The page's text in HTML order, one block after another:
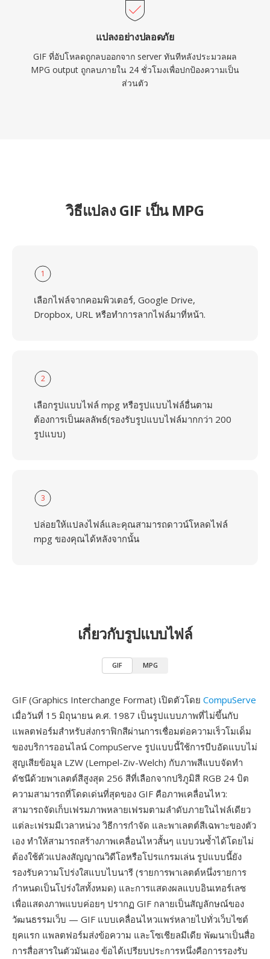
แปลงอย่างปลอดภัย
GIF ที่อัปโหลดถูกลบออกจาก server ทันทีหลังประมวลผล
MPG output ถูกลบภายใน 24 ชั่วโมงเพื่อปกป้องความเป็น
ส่วนตัว
วิธีแปลง GIF เป็น MPG
1
เลือกไฟล์จากคอมพิวเตอร์, Google Drive,
Dropbox, URL หรือทำการลากไฟล์มาที่หน้า.
2
เลือกรูปแบบไฟล์ mpg หรือรูปแบบไฟล์อื่นตาม
ต้องการเป็นผลลัพธ์(รองรับรูปแบบไฟล์มากกว่า 200
รูปแบบ)
3
ปล่อยให้แปลงไฟล์และคุณสามารถดาวน์โหลดไฟล์
mpg ของคุณได้หลังจากนั้น
เกี่ยวกับรูปแบบไฟล์
GIF MPG
GIF (Graphics Interchange Format) เปิดตัวโดย CompuServe
เมื่อวันที่ 15 มิถุนายน ค.ศ. 1987 เป็นรูปแบบภาพที่ไม่ขึ้นกับ
แพลตฟอร์มสำหรับส่งกราฟิกสีผ่านการเชื่อมต่อความเร็วโมเด็ม
ของบริการออนไลน์ CompuServe รูปแบบนี้ใช้การบีบอัดแบบไม่
สูญเสียข้อมูล LZW (Lempel-Ziv-Welch) กับภาพสีแบบจัดทำ
ดัชนีด้วยพาเลตต์สีสูงสุด 256 สีที่เลือกจากปริภูมิสี RGB 24 บิต
ความสามารถที่โดดเด่นที่สุดของ GIF คือภาพเคลื่อนไหว:
สามารถจัดเก็บเฟรมภาพหลายเฟรมตามลำดับภายในไฟล์เดียว
แต่ละเฟรมมีเวลาหน่วง วิธีการกำจัด และพาเลตต์สีเฉพาะของตัว
เอง ทำให้สามารถสร้างภาพเคลื่อนไหวสั้นๆ แบบวนซ้ำได้โดยไม่
ต้องใช้ตัวแปลงสัญญาณวิดีโอหรือโปรแกรมเล่น รูปแบบนี้ยัง
รองรับความโปร่งใสแบบไบนารี (รายการพาเลตต์หนึ่งรายการ
กำหนดเป็นโปร่งใสทั้งหมด) และการแสดงผลแบบอินเทอร์เลซ
เพื่อแสดงภาพแบบค่อยๆ ปรากฏ GIF กลายเป็นสัญลักษณ์ของ
วัฒนธรรมเว็บ — GIF แบบเคลื่อนไหวแพร่หลายไปทั่วเว็บไซต์
ยุคแรก แพลตฟอร์มส่งข้อความ และโซเชียลมีเดีย พัฒนาเป็นสื่อ
การสื่อสารในตัวมันเอง ข้อได้เปรียบประการหนึ่งคือการรองรับ